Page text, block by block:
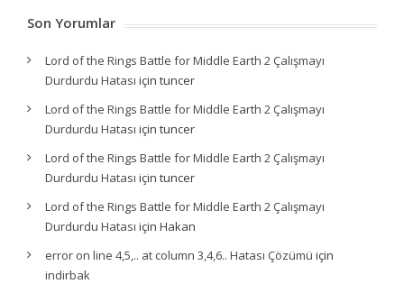
Son Yorumlar
Lord of the Rings Battle for Middle Earth 2 Çalışmayı
Durdurdu Hatası için tuncer
Lord of the Rings Battle for Middle Earth 2 Çalışmayı
Durdurdu Hatası için tuncer
Lord of the Rings Battle for Middle Earth 2 Çalışmayı
Durdurdu Hatası için tuncer
Lord of the Rings Battle for Middle Earth 2 Çalışmayı
Durdurdu Hatası için Hakan
error on line 4,5,.. at column 3,4,6.. Hatası Çözümü için
indirbak